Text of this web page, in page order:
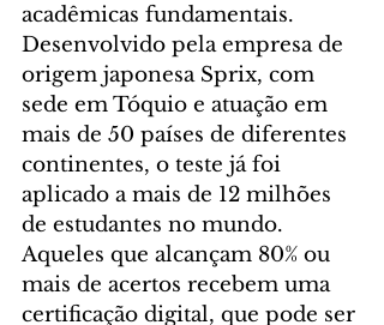
acadêmicas fundamentais.
Desenvolvido pela empresa de
origem japonesa Sprix, com
sede em Tóquio e atuação em
mais de 50 países de diferentes
continentes, o teste já foi
aplicado a mais de 12 milhões
de estudantes no mundo.
Aqueles que alcançam 80% ou
mais de acertos recebem uma
certificação digital, que pode ser